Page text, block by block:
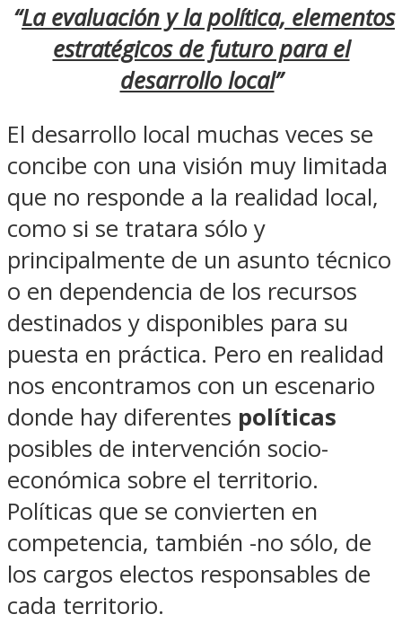
“La evaluación y la política, elementos
estratégicos de futuro para el
desarrollo local”
El desarrollo local muchas veces se
concibe con una visión muy limitada
que no responde a la realidad local,
como si se tratara sólo y
principalmente de un asunto técnico
o en dependencia de los recursos
destinados y disponibles para su
puesta en práctica. Pero en realidad
nos encontramos con un escenario
donde hay diferentes políticas
posibles de intervención socio-
económica sobre el territorio.
Políticas que se convierten en
competencia, también -no sólo, de
los cargos electos responsables de
cada territorio.